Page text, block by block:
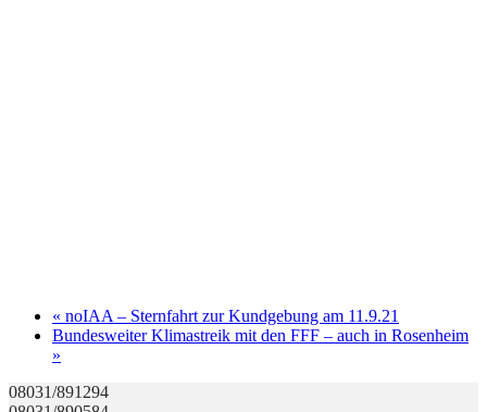
« noIAA – Sternfahrt zur Kundgebung am 11.9.21
Bundesweiter Klimastreik mit den FFF – auch in Rosenheim
»
08031/891294